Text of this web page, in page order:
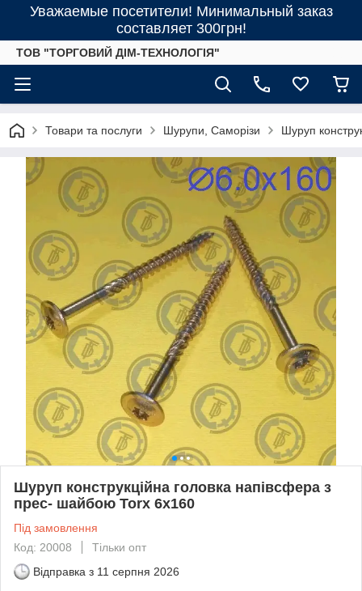
Уважаемые посетители! Минимальный заказ
составляет 300грн!
ТОВ "ТОРГОВИЙ ДІМ-ТЕХНОЛОГІЯ"
Товари та послуги Шурупи, Саморізи Шуруп
Шуруп конструкційна головка напівсфера з
прес- шайбою Torx 6х160
Під замовлення
Код: 20008
Тільки опт
Відправка з 11 серпня 2026